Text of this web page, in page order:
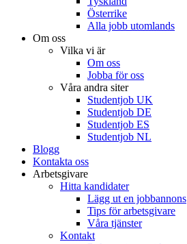
Österrike
Alla jobb utomlands
Om oss
Vilka vi är
Om oss
Jobba för oss
Våra andra siter
Studentjob UK
Studentjob DE
Studentjob ES
Studentjob NL
Blogg
Kontakta oss
Arbetsgivare
Hitta kandidater
Lägg ut en jobbannons
Tips för arbetsgivare
Våra tjänster
Kontakt